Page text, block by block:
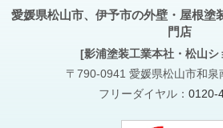
愛媛県松山市、伊予市の外壁・屋根塗
門店
[影浦塗装工業本社・松山シ
〒790-0941 愛媛県松山市和
フリーダイヤル： 0120-